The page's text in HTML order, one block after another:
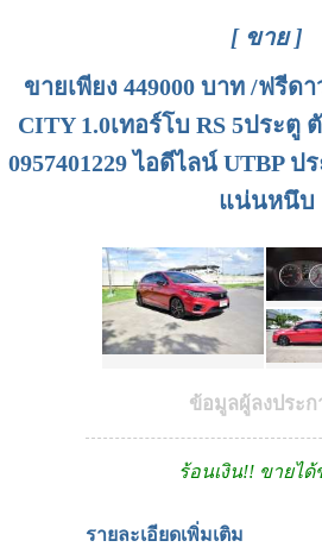
[ ขาย ]
ขายเพียง 449000 บาท /ฟรีด
CITY 1.0เทอร์โบ RS 5ประตู
0957401229 ไอดีไลน์ UTBP
แน่นหนึบ
ข้อมูลผู้ลงประก
ร้อนเงิน!! ขายได้
รายละเอียดเพิ่มเติม